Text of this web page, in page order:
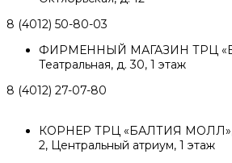
8 (4012) 50-80-03
ФИРМЕННЫЙ МАГАЗИН ТРЦ
Театральная, д. 30, 1 этаж
8 (4012) 27-07-80
КОРНЕР ТРЦ «БАЛТИЯ МОЛЛ»,
2, Центральный атриум, 1 этаж